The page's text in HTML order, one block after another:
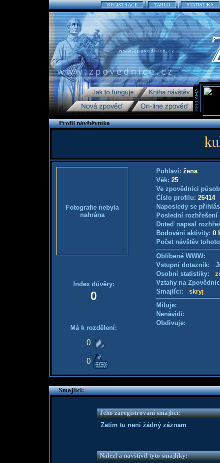
REGISTRACE TABLO STATISTIKA
Profil návštěvníka
Fotografie nebyla
nahrána
Index důvěry:
0
Má k rozdělení:
0
0
Pohlaví: žena
Věk: 25
Ve zpovědnici
Číslo profilu: 26414
Naposledy se
Poslední
Doteď napsal
Bodování aktivity: 0
Počet návštěv
Oblíbené WWW:
Vstupní dotazník:
Osobní statistiky:
Vztahy na
Smajlíci: skryj
Miluje:
Nenávidí:
Obdivuje:
Smajlíci:
Jeho zaregistrovaní smajlíci:
Zatím tu není žádný záznam
Nalezl a navštívil tyto smajlíky: